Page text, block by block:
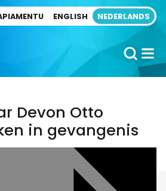
ENGLISH NEDERLANDS
Devon Otto
in gevangenis